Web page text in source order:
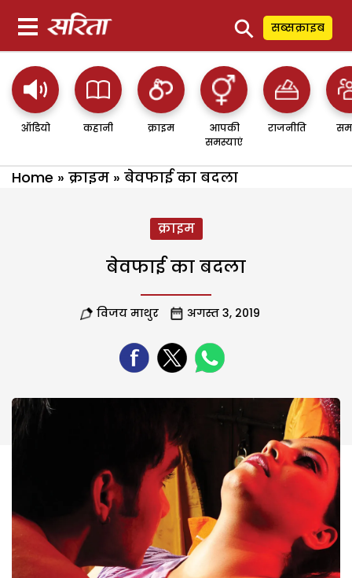
⚲ सब्सक्राइब
ऑडियो कहानी क्राइम
आपकी
समस्याएं
राजनीति
Home » क्राइम » बेवफाई का बदला
क्राइम
बेवफाई का बदला
विजय माथुर अगस्त 3, 2019